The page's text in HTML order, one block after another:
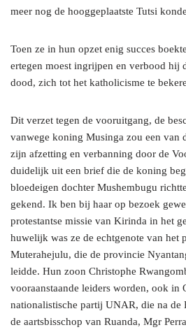
meer nog de hooggeplaatste Tutsi
Toen ze in hun opzet enig succes
ertegen moest ingrijpen en verbood hij
dood, zich tot het katholicisme te
Dit verzet tegen de vooruitgang, de
vanwege koning Musinga zou een van
zijn afzetting en verbanning door de
duidelijk uit een brief die de koning
bloedeigen dochter Mushembugu
gekend. Ik ben bij haar op bezoek
protestantse missie van Kirinda in het
huwelijk was ze de echtgenote van het
Muterahejulu, die de provincie
leidde. Hun zoon Christophe
vooraanstaande leiders worden, ook in
nationalistische partij UNAR, die na de
de aartsbisschop van Ruanda, Mgr